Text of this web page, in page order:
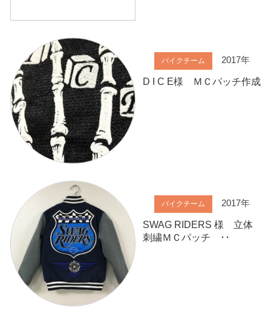
バイクチーム 2017年
D I C E様 ＭＣパッチ作成
バイクチーム 2017年
SWAG RIDERS 様 立体
刺繍ＭＣパッチ ･･